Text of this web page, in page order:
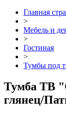
Главная
>
Мебель и
>
Гостиная
>
Тумбы под
Тумба ТВ
глянец/